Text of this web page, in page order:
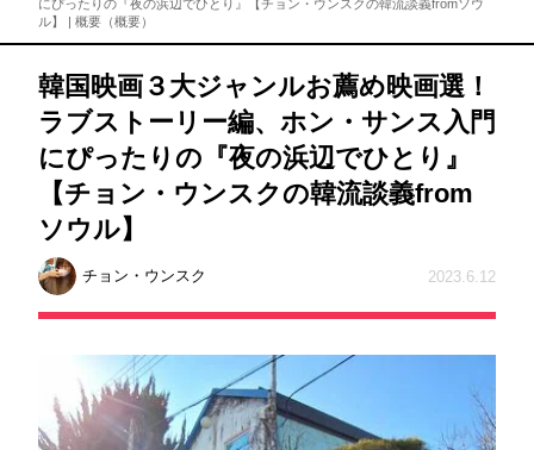
にぴったりの『夜の浜辺でひとり』【チョン・ウンスクの韓流談義fromソウ
ル】 | 概要（概要）
韓国映画３大ジャンルお薦め映画選！
ラブストーリー編、ホン・サンス入門
にぴったりの『夜の浜辺でひとり』
【チョン・ウンスクの韓流談義from
ソウル】
チョン・ウンスク 2023.6.12